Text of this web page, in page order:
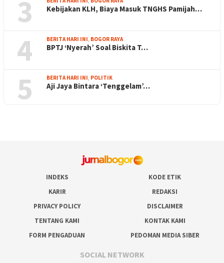
3 Kebijakan KLH, Biaya Masuk TNGHS Pamijah…
4 BERITA HARI INI BOGOR RAYA
BPTJ ‘Nyerah’ Soal Biskita T…
5 BERITA HARI INI POLITIK
Aji Jaya Bintara ‘Tenggelam’…
INDEKS
KODE ETIK
KARIR
REDAKSI
PRIVACY POLICY
DISCLAIMER
TENTANG KAMI
KONTAK KAMI
FORM PENGADUAN
PEDOMAN MEDIA SIBER
SOCIAL NETWORK